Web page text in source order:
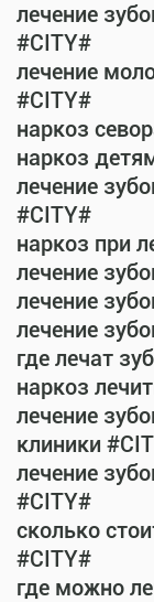
лечение
#CITY#
лечение
#CITY#
наркоз
наркоз
лечение
#CITY#
наркоз при
лечение
лечение
лечение
где лечат
наркоз
лечение
клиники
лечение
#CITY#
сколько
#CITY#
где можно